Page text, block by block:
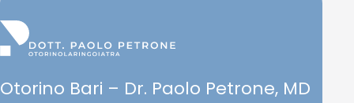
Otorino Bari – Dr. Paolo Petrone, MD